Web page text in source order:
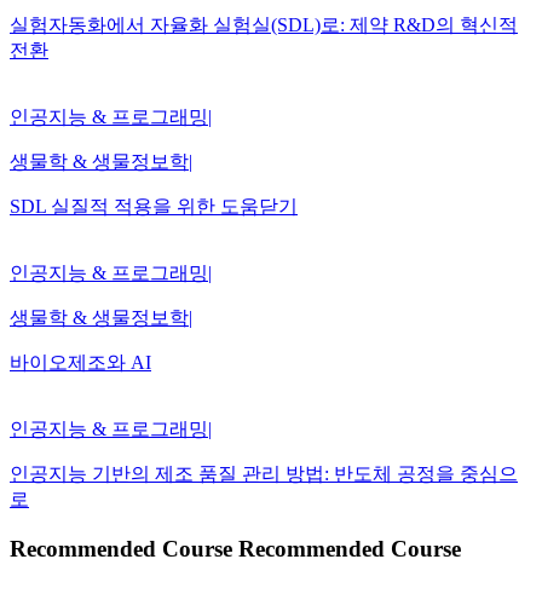
실험자동화에서 자율화 실험실(SDL)로: 제약 R&D의 혁신적
전환
인공지능 & 프로그래밍|
생물학 & 생물정보학|
SDL 실질적 적용을 위한 도움닫기
인공지능 & 프로그래밍|
생물학 & 생물정보학|
바이오제조와 AI
인공지능 & 프로그래밍|
인공지능 기반의 제조 품질 관리 방법: 반도체 공정을 중심으
로
Recommended Course Recommended Course